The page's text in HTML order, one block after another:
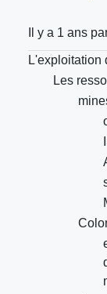
Il y a 1 ans
L'exploitation
Les